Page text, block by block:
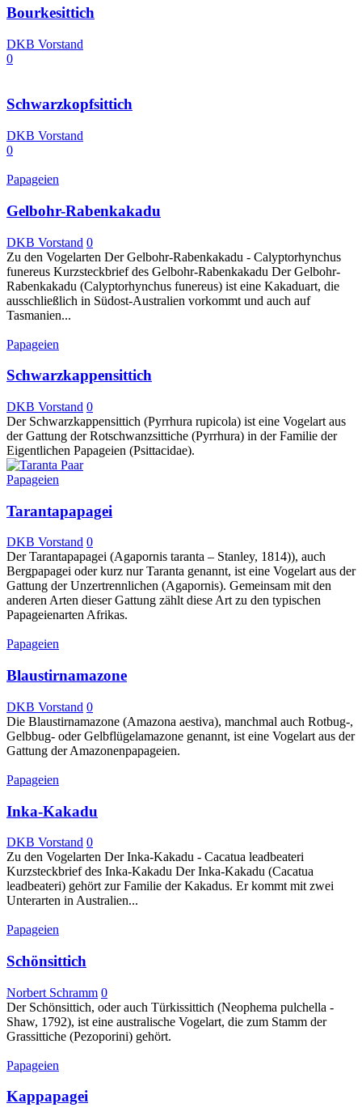
Bourkesittich
DKB Vorstand
0
Schwarzkopfsittich
DKB Vorstand
0
Papageien
Gelbohr-Rabenkakadu
DKB Vorstand 0
Zu den Vogelarten Der Gelbohr-Rabenkakadu - Calyptorhynchus
funereus Kurzsteckbrief des Gelbohr-Rabenkakadu Der Gelbohr-
Rabenkakadu (Calyptorhynchus funereus) ist eine Kakaduart, die
ausschließlich in Südost-Australien vorkommt und auch auf
Tasmanien...
Papageien
Schwarzkappensittich
DKB Vorstand 0
Der Schwarzkappensittich (Pyrrhura rupicola) ist eine Vogelart aus
der Gattung der Rotschwanzsittiche (Pyrrhura) in der Familie der
Eigentlichen Papageien (Psittacidae).
Papageien
Tarantapapagei
DKB Vorstand 0
Der Tarantapapagei (Agapornis taranta – Stanley, 1814)), auch
Bergpapagei oder kurz nur Taranta genannt, ist eine Vogelart aus der
Gattung der Unzertrennlichen (Agapornis). Gemeinsam mit den
anderen Arten dieser Gattung zählt diese Art zu den typischen
Papageienarten Afrikas.
Papageien
Blaustirnamazone
DKB Vorstand 0
Die Blaustirnamazone (Amazona aestiva), manchmal auch Rotbug-,
Gelbbug- oder Gelbflügelamazone genannt, ist eine Vogelart aus der
Gattung der Amazonenpapageien.
Papageien
Inka-Kakadu
DKB Vorstand 0
Zu den Vogelarten Der Inka-Kakadu - Cacatua leadbeateri
Kurzsteckbrief des Inka-Kakadu Der Inka-Kakadu (Cacatua
leadbeateri) gehört zur Familie der Kakadus. Er kommt mit zwei
Unterarten in Australien...
Papageien
Schönsittich
Norbert Schramm 0
Der Schönsittich, oder auch Türkissittich (Neophema pulchella -
Shaw, 1792), ist eine australische Vogelart, die zum Stamm der
Grassittiche (Pezoporini) gehört.
Papageien
Kappapagei